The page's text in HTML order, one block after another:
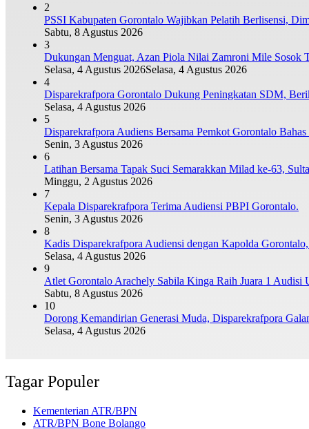
2
PSSI Kabupaten Gorontalo Wajibkan Pelatih Berlisensi,
Sabtu, 8 Agustus 2026
3
Dukungan Menguat, Azan Piola Nilai Zamroni Mile Sosok
Selasa, 4 Agustus 2026Selasa, 4 Agustus 2026
4
Disparekrafpora Gorontalo Dukung Peningkatan SDM,
Selasa, 4 Agustus 2026
5
Disparekrafpora Audiens Bersama Pemkot Gorontalo
Senin, 3 Agustus 2026
6
Latihan Bersama Tapak Suci Semarakkan Milad ke-63,
Minggu, 2 Agustus 2026
7
Kepala Disparekrafpora Terima Audiensi PBPI Gorontalo.
Senin, 3 Agustus 2026
8
Kadis Disparekrafpora Audiensi dengan Kapolda
Selasa, 4 Agustus 2026
9
Atlet Gorontalo Arachely Sabila Kinga Raih Juara 1 Audisi
Sabtu, 8 Agustus 2026
10
Dorong Kemandirian Generasi Muda, Disparekrafpora
Selasa, 4 Agustus 2026
Tagar Populer
Kementerian ATR/BPN
ATR/BPN Bone Bolango